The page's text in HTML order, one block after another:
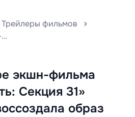
Трейлеры фильмов
В новом тизере экшн-фильма «Звёздный путь: Секция 31» Мишель Йео воссоздала образ неукротимой правительницы галактики, заявив о своём господстве в обитаемой части космоса.
экшн-фильма
Секция 31»
образ